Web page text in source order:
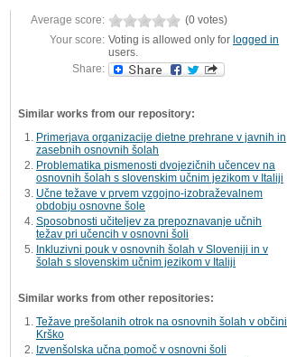
Average score:
(0 votes)
Your score: Voting is allowed only for logged in
users.
Share:
Similar works from our repository:
Primerjava organizacije dietne prehrane v javnih in
zasebnih osnovnih šolah
Problematika pismenosti dvojezičnih učencev na
osnovnih šolah s slovenskim učnim jezikom v Italiji
Učne težave v prvem vzgojno-izobraževalnem
obdobju osnovne šole
Sposobnosti učiteljev za prepoznavanje učnih
težav pri učencih v osnovni šoli
Inkluzivni pouk v osnovnih šolah v Sloveniji in v
šolah s slovenskim učnim jezikom v Italiji
Similar works from other repositories:
Težave prešolanih otrok na osnovnih šolah v občini
Krško
Izvenšolska učna pomoč v osnovni šoli